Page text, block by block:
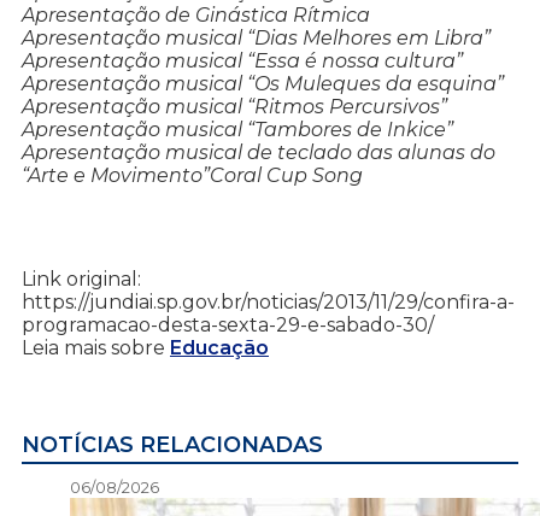
Apresentação de Ginástica Rítmica
Apresentação musical “Dias Melhores em Libra”
Apresentação musical “Essa é nossa cultura”
Apresentação musical “Os Muleques da esquina”
Apresentação musical “Ritmos Percursivos”
Apresentação musical “Tambores de Inkice”
Apresentação musical de teclado das alunas do
“Arte e Movimento”Coral Cup Song
Link original:
https://jundiai.sp.gov.br/noticias/2013/11/29/confira-a-
programacao-desta-sexta-29-e-sabado-30/
Leia mais sobre Educação
NOTÍCIAS RELACIONADAS
06/08/2026